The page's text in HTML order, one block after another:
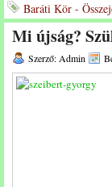
Baráti Kör -
Mi újság?
Szerző: Admin